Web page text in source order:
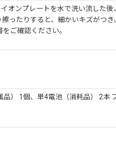
オンプレートを水で洗い流した
ったりすると、細かいキズがつ
ご確認ください。
1個、単4電池（消耗品） 2本